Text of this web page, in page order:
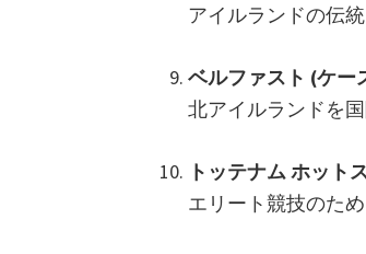
アイルランドの伝
ベルファスト (ケー
北アイルランドを
トッテナム ホット
エリート競技のた